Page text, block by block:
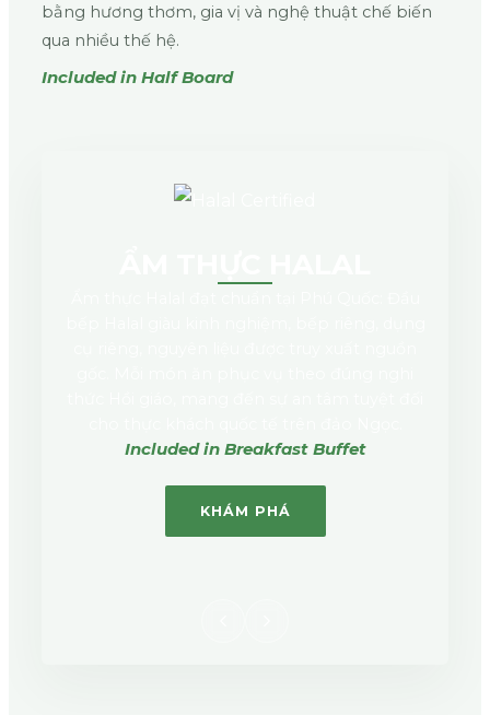
bằng hương thơm, gia vị và nghệ thuật chế biến
qua nhiều thế hệ.
Included in Half Board
Included in Breakfast Buffet
KHÁM PHÁ